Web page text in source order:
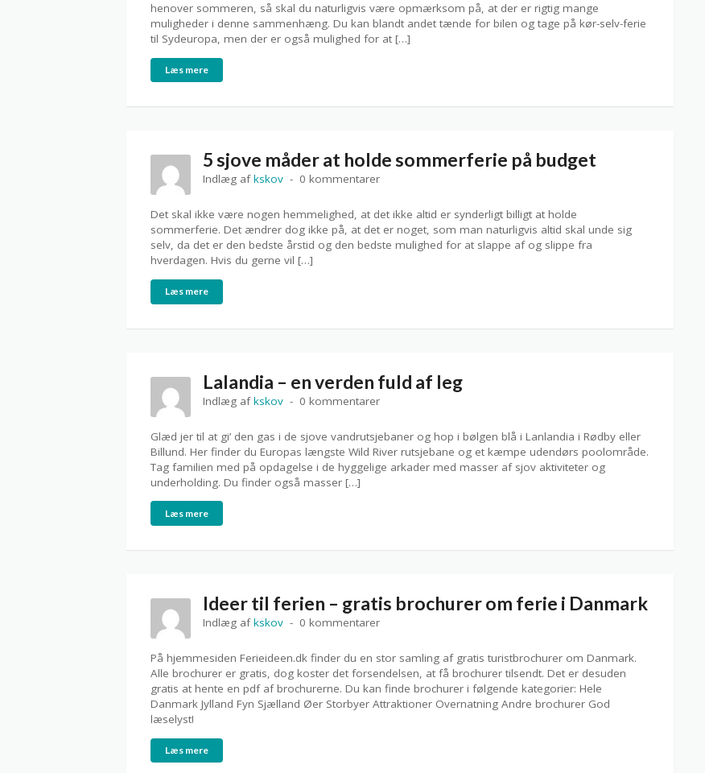
henover sommeren, så skal du naturligvis være opmærksom på, at der er rigtig mange
muligheder i denne sammenhæng. Du kan blandt andet tænde for bilen og tage på kør-selv-ferie
til Sydeuropa, men der er også mulighed for at […]
Læs mere
5 sjove måder at holde sommerferie på budget
Indlæg afkskov 0 kommentarer
Det skal ikke være nogen hemmelighed, at det ikke altid er synderligt billigt at holde
sommerferie. Det ændrer dog ikke på, at det er noget, som man naturligvis altid skal unde sig
selv, da det er den bedste årstid og den bedste mulighed for at slappe af og slippe fra
hverdagen. Hvis du gerne vil […]
Læs mere
Lalandia – en verden fuld af leg
Indlæg afkskov 0 kommentarer
Glæd jer til at gi’ den gas i de sjove vandrutsjebaner og hop i bølgen blå i Lanlandia i Rødby eller
Billund. Her finder du Europas længste Wild River rutsjebane og et kæmpe udendørs poolområde.
Tag familien med på opdagelse i de hyggelige arkader med masser af sjov aktiviteter og
underholding. Du finder også masser […]
Læs mere
Ideer til ferien – gratis brochurer om ferie i Danmark
Indlæg afkskov 0 kommentarer
På hjemmesiden Ferieideen.dk finder du en stor samling af gratis turistbrochurer om Danmark.
Alle brochurer er gratis, dog koster det forsendelsen, at få brochurer tilsendt. Det er desuden
gratis at hente en pdf af brochurerne. Du kan finde brochurer i følgende kategorier: Hele
Danmark Jylland Fyn Sjælland Øer Storbyer Attraktioner Overnatning Andre brochurer God
læselyst!
Læs mere